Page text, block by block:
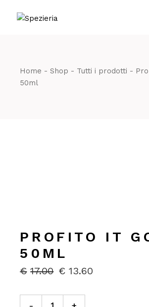
Home Shop Tutti i prodotti
50ml
PROFITO IT
50ML
€ 17.00
IL
ORIGINALE
€ 13.60
IL
ATTUALE
ProFito IT Gocce 50ml quantity
Telefono